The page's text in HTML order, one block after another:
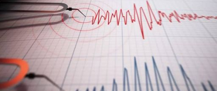
contenido
coste.
a la
la
todas
ya sean
ACEPTAR
Y
CONTINUAR
CONFIGURACIÓN